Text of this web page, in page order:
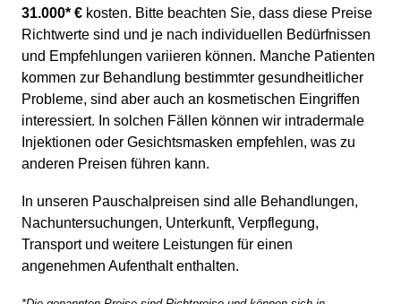
31.000* € kosten. Bitte beachten Sie, dass diese Preise
Richtwerte sind und je nach individuellen Bedürfnissen
und Empfehlungen variieren können. Manche Patienten
kommen zur Behandlung bestimmter gesundheitlicher
Probleme, sind aber auch an kosmetischen Eingriffen
interessiert. In solchen Fällen können wir intradermale
Injektionen oder Gesichtsmasken empfehlen, was zu
anderen Preisen führen kann.
In unseren Pauschalpreisen sind alle Behandlungen,
Nachuntersuchungen, Unterkunft, Verpflegung,
Transport und weitere Leistungen für einen
angenehmen Aufenthalt enthalten.